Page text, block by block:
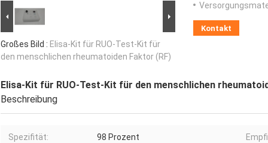
Großes Bild : Elisa-Kit für RUO-Test-Kit für
den menschlichen rheumatoiden Faktor (RF)
Kontakt
Elisa-Kit für RUO-Test-Kit für den menschlichen
Beschreibung
Spezifität: 98 Prozent